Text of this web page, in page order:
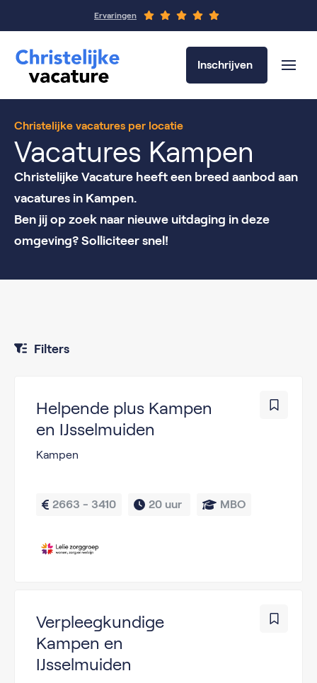
Ervaringen
Inschrijven
Christelijke vacatures per locatie
Vacatures Kampen
Christelijke Vacature heeft een breed aanbod aan
vacatures in Kampen.
Ben jij op zoek naar nieuwe uitdaging in deze
omgeving? Solliciteer snel!
Filters
Helpende plus Kampen
en IJsselmuiden
Kampen
2663 - 3410 20 uur MBO
Verpleegkundige
Kampen en
IJsselmuiden